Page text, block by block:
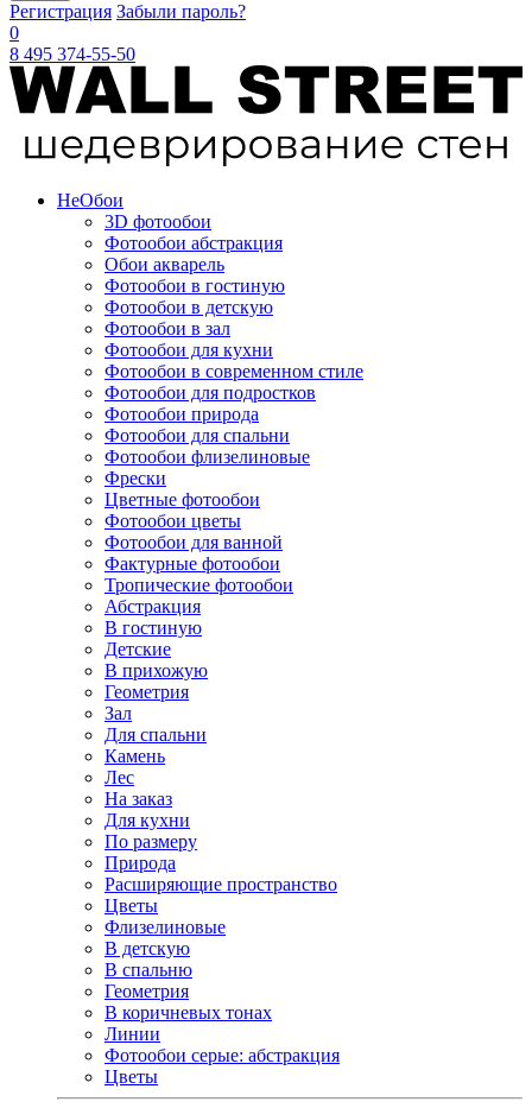
Регистрация Забыли пароль?
0
8 495 374-55-50
НеОбои
3D фотообои
Фотообои абстракция
Обои акварель
Фотообои в гостиную
Фотообои в детскую
Фотообои в зал
Фотообои для кухни
Фотообои в современном стиле
Фотообои для подростков
Фотообои природа
Фотообои для спальни
Фотообои флизелиновые
Фрески
Цветные фотообои
Фотообои цветы
Фотообои для ванной
Фактурные фотообои
Тропические фотообои
Абстракция
В гостиную
Детские
В прихожую
Геометрия
Зал
Для спальни
Камень
Лес
На заказ
Для кухни
По размеру
Природа
Расширяющие пространство
Цветы
Флизелиновые
В детскую
В спальню
Геометрия
В коричневых тонах
Линии
Фотообои серые: абстракция
Цветы